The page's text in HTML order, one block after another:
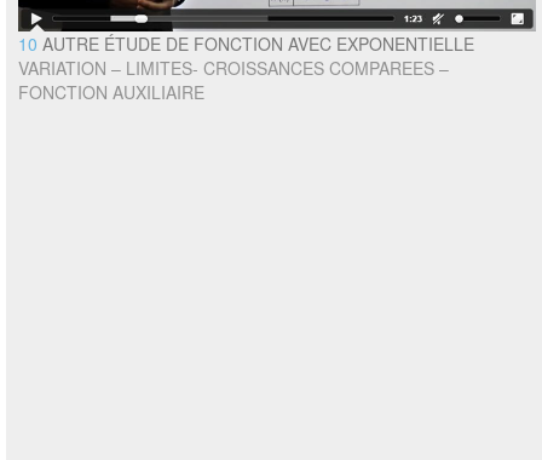
10 AUTRE ÉTUDE DE FONCTION AVEC EXPONENTIELLE
VARIATION – LIMITES- CROISSANCES COMPAREES –
FONCTION AUXILIAIRE